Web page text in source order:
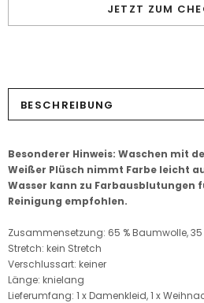
JETZT ZUM
BESCHREIBUNG
Besonderer Hinweis: Waschen mit
Weißer Plüsch nimmt Farbe leicht
Wasser kann zu Farbausblutungen
Reinigung empfohlen.
Zusammensetzung: 65 % Baumwolle, 35
Stretch: kein Stretch
Verschlussart: keiner
Länge: knielang
Lieferumfang: 1 x Damenkleid, 1 x